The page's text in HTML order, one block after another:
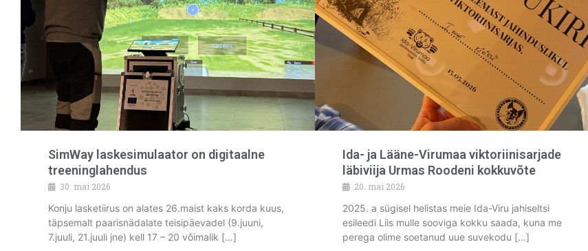
SimWay laskesimulaator on digitaalne
treeninglahendus
30. mai 2026
Konju lasketiirus on alates 26.maist kaks korda kuus,
täpsemalt paarisnädalate teisipäevadel (9.juuni,
7.juuli, 21.juuli jne) kell 17 – 20 võimalik […]
Ida- ja Lääne-Virumaa viktoriinisarjade
läbiviija Urmas Roodeni kokkuvõte
20. mai 2026
2025. a sügisel helistas meie Ida-Viru jahiseltsi
esileedi Liis mulle sooviga kokku saada, kuna me
perega olime soetanud uue suvekodu […]